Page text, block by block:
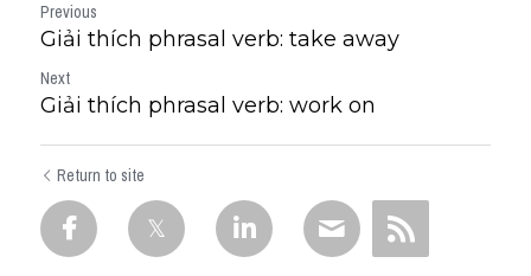
Previous
Giải thích phrasal verb: take away
Next
Giải thích phrasal verb: work on
Return to site